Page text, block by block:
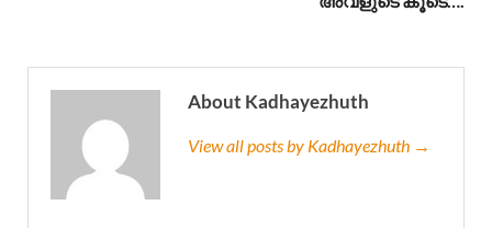
About Kadhayezhuth
View all posts by Kadhayezhuth →